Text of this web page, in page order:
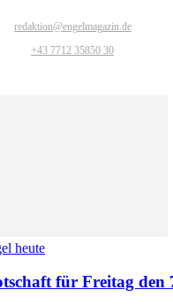
redaktion@engelmagazin.de
+43 7712 35850 30
heute
für Freitag den